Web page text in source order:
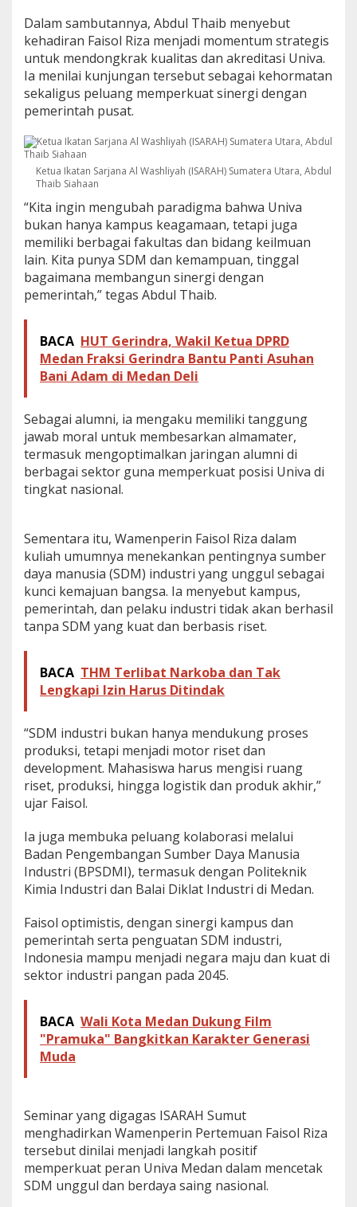
a
T
e
k
a
n
k
a
P
r
n
a
m
p
u
s
d
a
m
P
g
u
t
a
s
e
t
d
a
n
I
n
s
N
a
s
i
o
l
Dalam sambutannya, Abdul Thaib menyebut
kehadiran Faisol Riza menjadi momentum strategis
untuk mendongkrak kualitas dan akreditasi Univa.
Ia menilai kunjungan tersebut sebagai kehormatan
sekaligus peluang memperkuat sinergi dengan
pemerintah pusat.
Ketua Ikatan Sarjana Al Washliyah (ISARAH) Sumatera Utara, Abdul
Thaib Siahaan
“Kita ingin mengubah paradigma bahwa Univa
bukan hanya kampus keagamaan, tetapi juga
memiliki berbagai fakultas dan bidang keilmuan
lain. Kita punya SDM dan kemampuan, tinggal
bagaimana membangun sinergi dengan
pemerintah,” tegas Abdul Thaib.
BACA HUT Gerindra, Wakil Ketua DPRD
Medan Fraksi Gerindra Bantu Panti Asuhan
Bani Adam di Medan Deli
Sebagai alumni, ia mengaku memiliki tanggung
jawab moral untuk membesarkan almamater,
termasuk mengoptimalkan jaringan alumni di
berbagai sektor guna memperkuat posisi Univa di
tingkat nasional.
Sementara itu, Wamenperin Faisol Riza dalam
kuliah umumnya menekankan pentingnya sumber
daya manusia (SDM) industri yang unggul sebagai
kunci kemajuan bangsa. Ia menyebut kampus,
pemerintah, dan pelaku industri tidak akan berhasil
tanpa SDM yang kuat dan berbasis riset.
BACA THM Terlibat Narkoba dan Tak
Lengkapi Izin Harus Ditindak
“SDM industri bukan hanya mendukung proses
produksi, tetapi menjadi motor riset dan
development. Mahasiswa harus mengisi ruang
riset, produksi, hingga logistik dan produk akhir,”
ujar Faisol.
Ia juga membuka peluang kolaborasi melalui
Badan Pengembangan Sumber Daya Manusia
Industri (BPSDMI), termasuk dengan Politeknik
Kimia Industri dan Balai Diklat Industri di Medan.
Faisol optimistis, dengan sinergi kampus dan
pemerintah serta penguatan SDM industri,
Indonesia mampu menjadi negara maju dan kuat di
sektor industri pangan pada 2045.
BACA Wali Kota Medan Dukung Film
"Pramuka" Bangkitkan Karakter Generasi
Muda
Seminar yang digagas ISARAH Sumut
menghadirkan Wamenperin Pertemuan Faisol Riza
tersebut dinilai menjadi langkah positif
memperkuat peran Univa Medan dalam mencetak
SDM unggul dan berdaya saing nasional.